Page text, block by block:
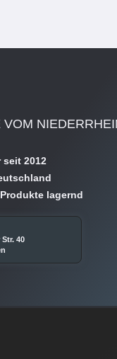
seit 2012
lagernd
40